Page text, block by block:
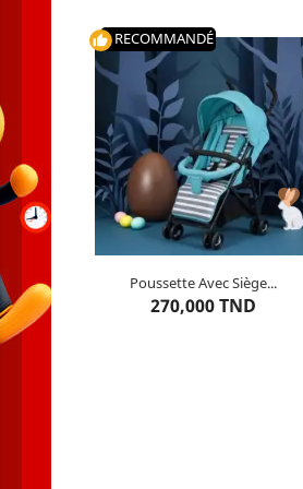

thumb_up RECOMMANDÉ
Poussette Avec Siège...
270,000 TND
Dernierarticle restant